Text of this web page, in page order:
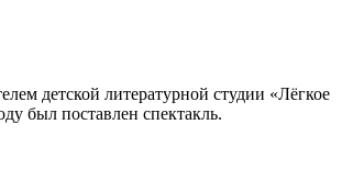
детской литературной студии «Лёгкое
был поставлен спектакль.